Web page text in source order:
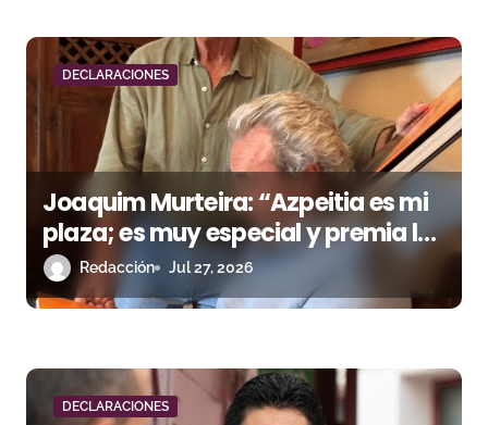
a
d
a
DECLARACIONES
Joaquim Murteira: “Azpeitia es mi
plaza; es muy especial y premia los
resultados”
Redacción Jul 27, 2026
DECLARACIONES